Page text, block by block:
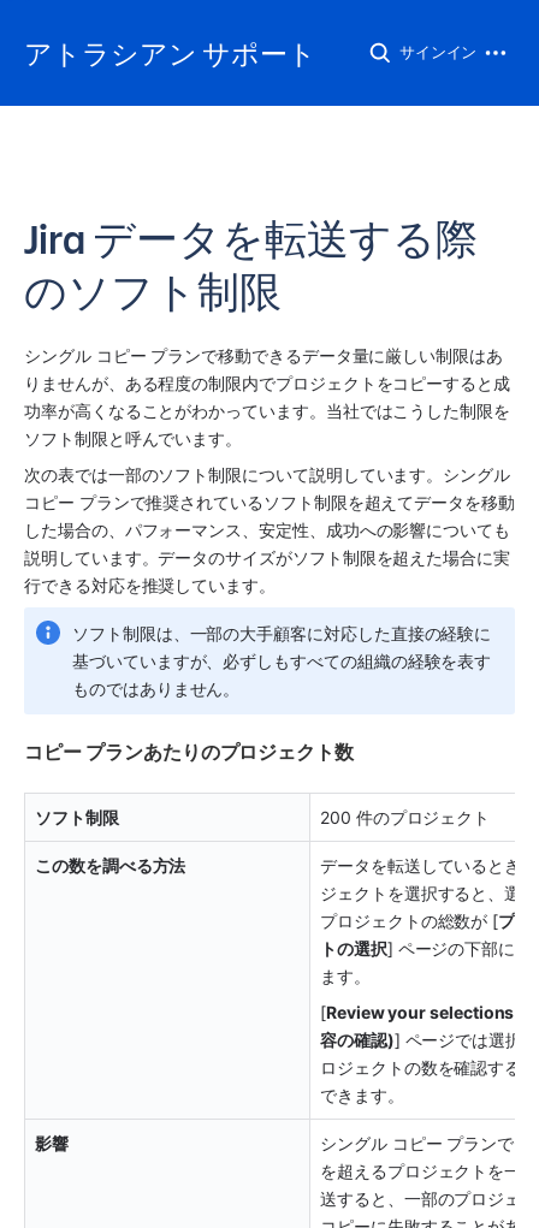
アトラシアン サポート サインイン
Jira データを転送する際
のソフト制限
シングル コピー プランで移動できるデータ量に厳しい制限はあ
りませんが、ある程度の制限内でプロジェクトをコピーすると成
功率が高くなることがわかっています。当社ではこうした制限を
ソフト制限と呼んでいます。
次の表では一部のソフト制限について説明しています。シングル
コピー プランで推奨されているソフト制限を超えてデータを移動
した場合の、パフォーマンス、安定性、成功への影響についても
説明しています。データのサイズがソフト制限を超えた場合に実
行できる対応を推奨しています。
ソフト制限は、一部の大手顧客に対応した直接の経験に
基づいていますが、必ずしもすべての組織の経験を表す
ものではありません。
コピー プランあたりのプロジェクト数
ソフト制限 200 件のプロジェクト
この数を調べる方法
データを転送しているとき
ジェクトを選択すると、選
プロジェクトの総数が [プロ
トの選択] ページの下部に表
ます。
[Review your selections (
容の確認)] ページでは選択
ロジェクトの数を確認する
できます。
影響
シングル コピー プランで
を超えるプロジェクトを一
送すると、一部のプロジェ